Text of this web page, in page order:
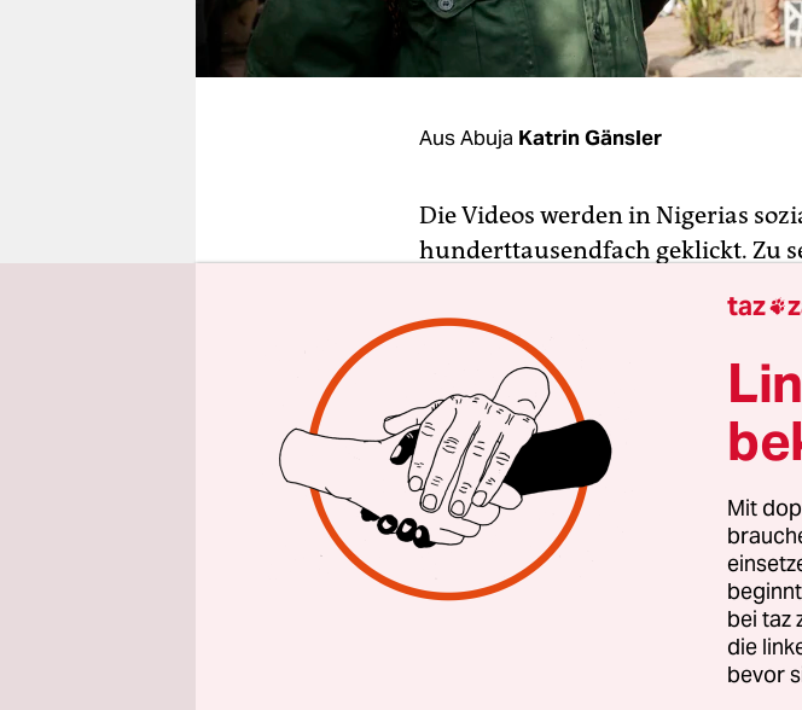
unterstützen
abo
Aus Abuja Katrin Gänsler
Die Videos werden in Nigerias
hunderttausendfach geklickt. Zu
schlagen. Bei jeder Ohrfeige
schallend auf. Anhänger der
(IPOB) sind sicher:
vergangenen Woche im Ort Aba
Nigerias, wo von Juli 1967 bis
Biafra für die Abspaltung von
Vorgeworfen wird dem Militär, in
haben. Es seien Soldaten aus
Filme dazu wurden
Südosten die große Militärübung
taz 
Mit
bei taz
die
bevor